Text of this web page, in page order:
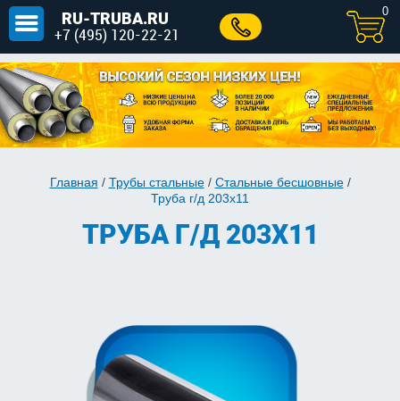
RU-TRUBA.RU
+7 (495) 120-22-21
0
Главная / Трубы стальные/ Стальные бесшовные/
Труба г/д 203x11
ТРУБА Г/Д 203X11